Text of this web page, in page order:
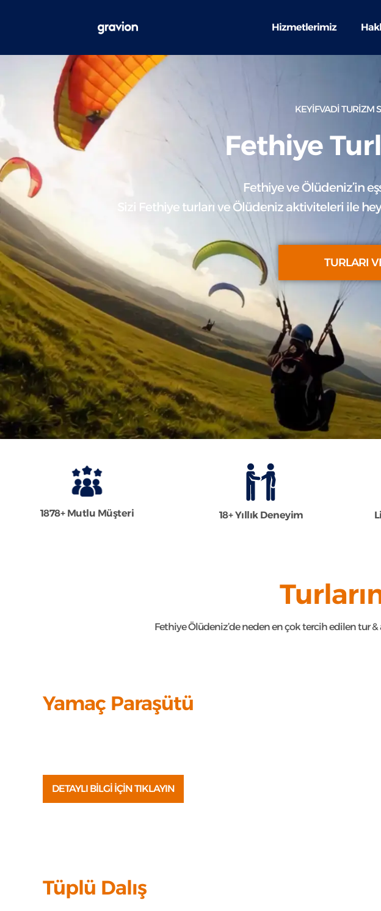
Hizmetlerimiz
KEYİFVADİ TURİZM
Fethiye
Fethiye ve Ölüdeniz’in
Sizi Fethiye turları ve Ölüdeniz aktiviteleri ile
TURLARI
1878+ Mutlu Müşteri 18+ Yıllık Deneyim
Fethiye Ölüdeniz’de neden en çok tercih edilen tur
Yamaç Paraşütü
DETAYLI BİLGİ İÇİN TIKLAYIN
Tüplü Dalış